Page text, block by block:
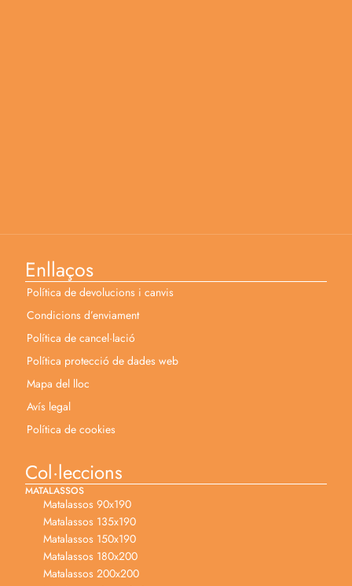
Enllaços
Política de devolucions i canvis
Condicions d’enviament
Política de cancel·lació
Política protecció de dades web
Mapa del lloc
Avís legal
Política de cookies
Col·leccions
MATALASSOS
Matalassos 90x190
Matalassos 135x190
Matalassos 150x190
Matalassos 180x200
Matalassos 200x200